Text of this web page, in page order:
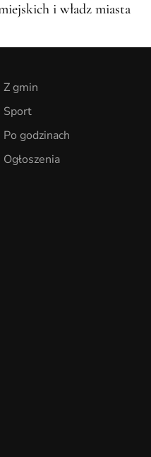
i władz miasta
Z gmin
Sport
Po godzinach
Ogłoszenia